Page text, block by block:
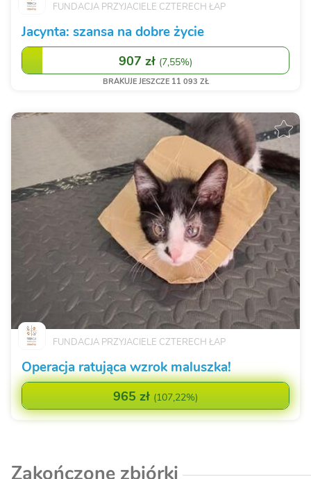
FUNDACJA PRZYJACIELE CZTERECH ŁAP
Jacynta: szansa na dobre życie
907 zł (7,55%)
BRAKUJE JESZCZE 11 093 ZŁ
FUNDACJA PRZYJACIELE CZTERECH ŁAP
Operacja ratująca wzrok maluszka!
965 zł (107,22%)
Zakończone zbiórki